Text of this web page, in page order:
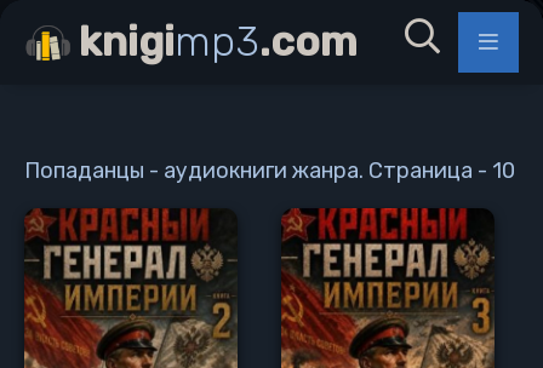
Попаданцы - аудиокниги жанра. Страница - 10
knigimp3.com